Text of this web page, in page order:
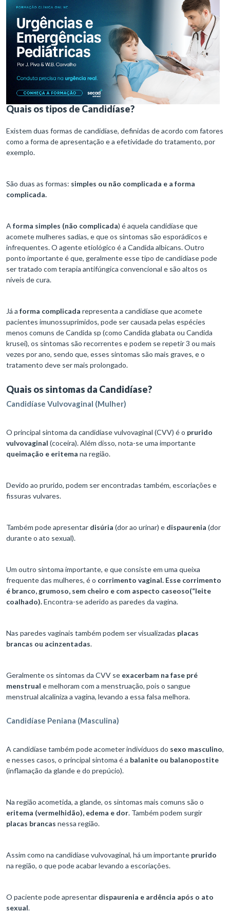
Quais os tipos de Candidíase?
Existem duas formas de candidíase, definidas de acordo com fatores
como a forma de apresentação e a efetividade do tratamento, por
exemplo.
São duas as formas: simples ou não complicada e a forma
complicada.
A forma simples (não complicada) é aquela candidíase que
acomete mulheres sadias, e que os sintomas são esporádicos e
infrequentes. O agente etiológico é a Candida albicans. Outro
ponto importante é que, geralmente esse tipo de candidíase pode
ser tratado com terapia antifúngica convencional e são altos os
níveis de cura.
Já a forma complicada representa a candidíase que acomete
pacientes imunossuprimidos, pode ser causada pelas espécies
menos comuns de Candida sp (como Candida glabata ou Candida
krusei), os sintomas são recorrentes e podem se repetir 3 ou mais
vezes por ano, sendo que, esses sintomas são mais graves, e o
tratamento deve ser mais prolongado.
Quais os sintomas da Candidíase?
Candidíase Vulvovaginal (Mulher)
O principal sintoma da candidíase vulvovaginal (CVV) é o prurido
vulvovaginal (coceira). Além disso, nota-se uma importante
queimação e eritema na região.
Devido ao prurido, podem ser encontradas também, escoriações e
fissuras vulvares.
Também pode apresentar disúria (dor ao urinar) e dispaurenia (dor
durante o ato sexual).
Um outro sintoma importante, e que consiste em uma queixa
frequente das mulheres, é o corrimento vaginal. Esse corrimento
é branco, grumoso, sem cheiro e com aspecto caseoso(“leite
coalhado).Encontra-se aderido as paredes da vagina.
Nas paredes vaginais também podem ser visualizadas placas
brancas ou acinzentadas.
Geralmente os sintomas da CVV se exacerbam na fase pré
menstrual e melhoram com a menstruação, pois o sangue
menstrual alcaliniza a vagina, levando a essa falsa melhora.
Candidíase Peniana (Masculina)
A candidíase também pode acometer indivíduos do sexo masculino,
e nesses casos, o principal sintoma é a balanite ou balanopostite
(inflamação da glande e do prepúcio).
Na região acometida, a glande, os sintomas mais comuns são o
eritema (vermelhidão), edema e dor. Também podem surgir
placas brancas nessa região.
Assim como na candidíase vulvovaginal, há um importante prurido
na região, o que pode acabar levando a escoriações.
O paciente pode apresentar dispaurenia e ardência após o ato
sexual.